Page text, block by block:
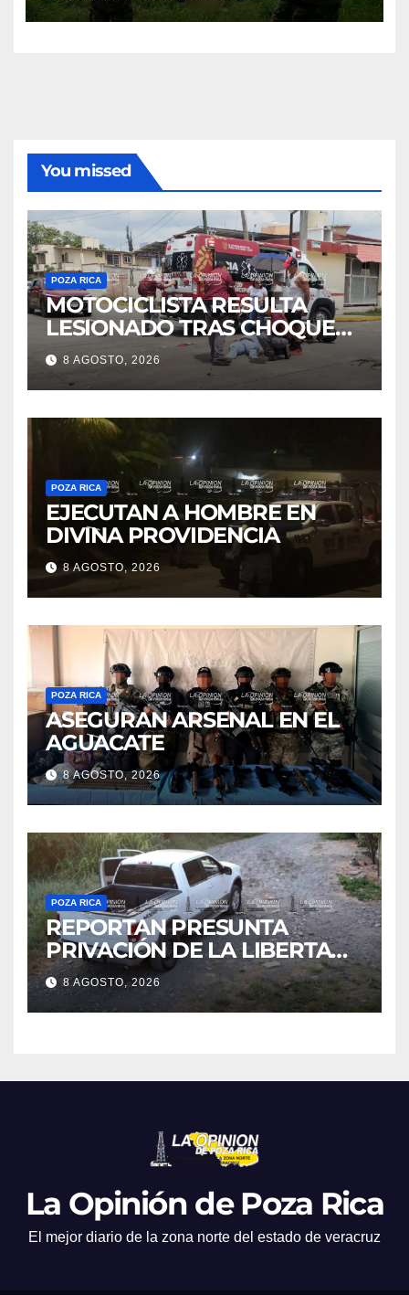
You missed
POZA RICA
MOTOCICLISTA RESULTA
LESIONADO TRAS CHOQUE
EN LA 27 DE SEPTIEMBRE
8 AGOSTO, 2026
POZA RICA
EJECUTAN A HOMBRE EN
DIVINA PROVIDENCIA
8 AGOSTO, 2026
POZA RICA
ASEGURAN ARSENAL EN EL
AGUACATE
8 AGOSTO, 2026
POZA RICA
REPORTAN PRESUNTA
PRIVACIÓN DE LA LIBERTAD
DE DOS HOMBRES EN CERRO
AZUL; HORAS DESPUÉS
HABRÍAN SIDO LIBERADOS
8 AGOSTO, 2026
La Opinión de Poza Rica
El mejor diario de la zona norte del estado de veracruz